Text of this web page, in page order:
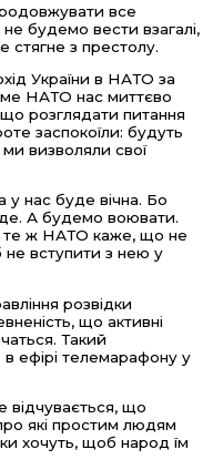
все
будемо вести взагалі,
стягне з престолу.
України в НАТО за
НАТО нас миттєво
розглядати питання
заспокоїли: будуть
визволяли свої
у нас буде вічна. Бо
А будемо воювати.
те ж НАТО каже, що не
вступити з нею у
розвідки
що активні
Такий
в ефірі телемарафону у
відчувається, що
які простим людям
хочуть, щоб народ їм